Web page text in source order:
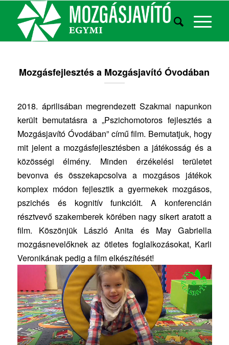
Mozgásfejlesztés a Mozgásjavító Óvodában
2018. áprilisában megrendezett Szakmai napunkon
került bemutatásra a „Pszichomotoros fejlesztés a
Mozgásjavító Óvodában” című film. Bemutatjuk, hogy
mit jelent a mozgásfejlesztésben a játékosság és a
közösségi élmény. Minden érzékelési területet
bevonva és összekapcsolva a mozgásos játékok
komplex módon fejlesztik a gyermekek mozgásos,
pszichés és kognitív funkcióit. A konferencián
résztvevő szakemberek körében nagy sikert aratott a
film. Köszönjük László Anita és May Gabriella
mozgásnevelőknek az ötletes foglalkozásokat, Karli
Veronikának pedig a film elkészítését!